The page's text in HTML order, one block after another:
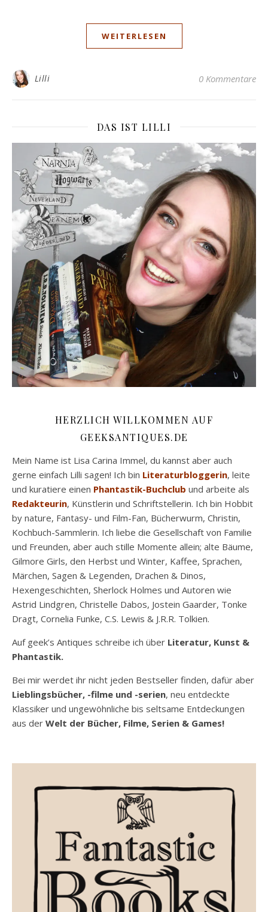
WEITERLESEN
Lilli 0 Kommentare
DAS IST LILLI
HERZLICH WILLKOMMEN AUF
GEEKSANTIQUES.DE
Mein Name ist Lisa Carina Immel, du kannst aber auch
gerne einfach Lilli sagen! Ich bin Literaturbloggerin, leite
und kuratiere einen Phantastik-Buchclub und arbeite als
Redakteurin, Künstlerin und Schriftstellerin. Ich bin Hobbit
by nature, Fantasy- und Film-Fan, Bücherwurm, Christin,
Kochbuch-Sammlerin. Ich liebe die Gesellschaft von Familie
und Freunden, aber auch stille Momente allein; alte Bäume,
Gilmore Girls, den Herbst und Winter, Kaffee, Sprachen,
Märchen, Sagen & Legenden, Drachen & Dinos,
Hexengeschichten, Sherlock Holmes und Autoren wie
Astrid Lindgren, Christelle Dabos, Jostein Gaarder, Tonke
Dragt, Cornelia Funke, C.S. Lewis & J.R.R. Tolkien.
Auf geek’s Antiques schreibe ich über Literatur, Kunst &
Phantastik.
Bei mir werdet ihr nicht jeden Bestseller finden, dafür aber
Lieblingsbücher, -filme und -serien, neu entdeckte
Klassiker und ungewöhnliche bis seltsame Entdeckungen
aus der Welt der Bücher, Filme, Serien & Games!